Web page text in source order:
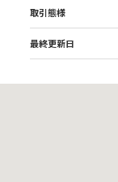
取引態様
最終更新日